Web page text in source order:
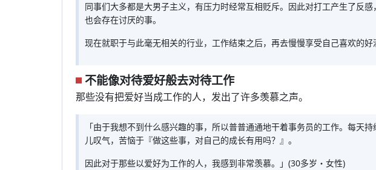
同事们大多都是大男子主义，有压力时经常互相贬斥。因此对打工产生了反
也会存在讨厌的事。
现在就职于与此毫无相关的行业，工作结束之后，再去慢慢享受自己喜欢的
不能像对待爱好般去对待工作
那些没有把爱好当成工作的人，发出了许多羡慕之声。
「由于我想不到什么感兴趣的事，所以普普通通地干着事务员的工作。每天
儿叹气，苦恼于『做这些事，对自己的成长有用吗？』。
因此对于那些以爱好为工作的人，我感到非常羡慕。」(30多岁・女性)